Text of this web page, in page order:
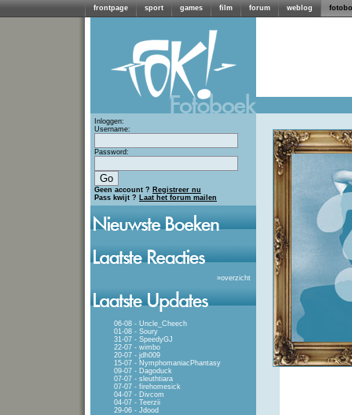
frontpage sport games film forum weblog
Inloggen:
Username:
Password:
Geen account ? Registreer nu
Pass kwijt ? Laat het forum mailen
»overzicht
06-08 - Uncle_Cheech
01-08 - Soury
31-07 - SpeedyGJ
22-07 - wimbo
20-07 - jdh009
15-07 - NymphomaniacPhantasy
09-07 - Dagoduck
07-07 - sleuthtiara
07-07 - firehomesick
04-07 - Divcom
04-07 - Teerzii
29-06 - Jdood